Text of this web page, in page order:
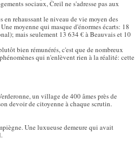
sociaux, Creil ne s'adresse pas aux
en rehaussant le niveau de vie moyen des
moyenne qui masque d'énormes écarts: 18
mais seulement 13 634 € à Beauvais et 10
bien rémunérés, c'est que de nombreux
qui n'enlèvent rien à la réalité: cette
un village de 400 âmes près de
devoir de citoyenne à chaque scrutin.
Une luxueuse demeure qui avait